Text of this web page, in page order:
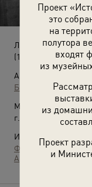
Проект
это
на
полутора
входят
из
из
Проект
и
Лидия Дорошкевич
(1 июня 1963 - 1
Автор:
Борис Смирнов-
Место съемки:
г. Рига
Источники:
Фотографии
Архив Владимира